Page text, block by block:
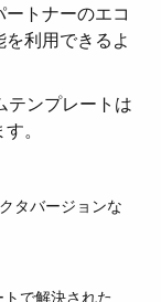
トナーのエコ
利用できるよ
ンプレートは
。
タバージョンな
で解決された